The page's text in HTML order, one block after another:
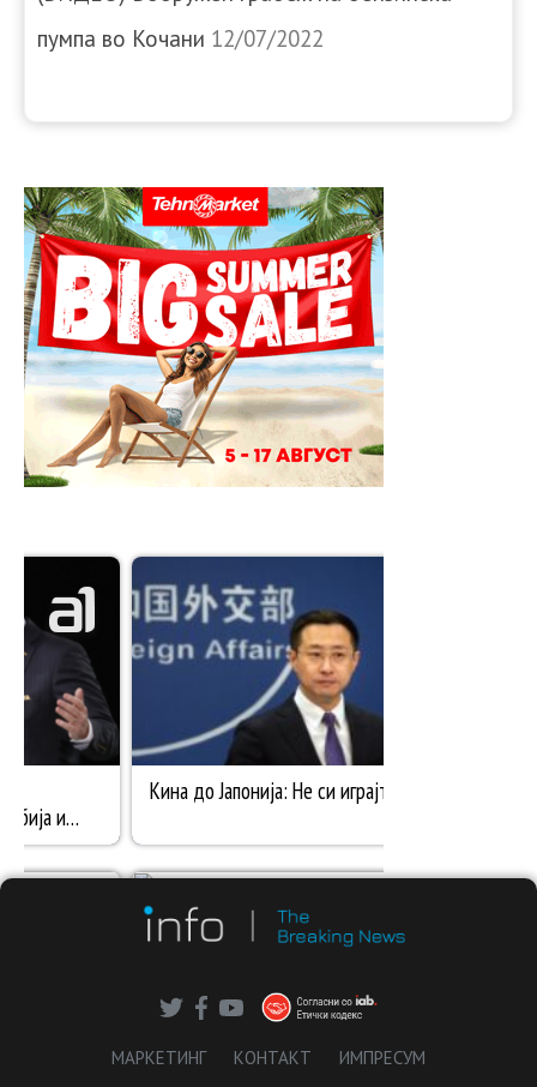
пумпа во Кочани 12/07/2022
МАРКЕТИНГ КОНТАКТ ИМПРЕСУМ